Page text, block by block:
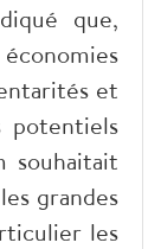
que,
et
potentiels
souhaitait
grandes
les